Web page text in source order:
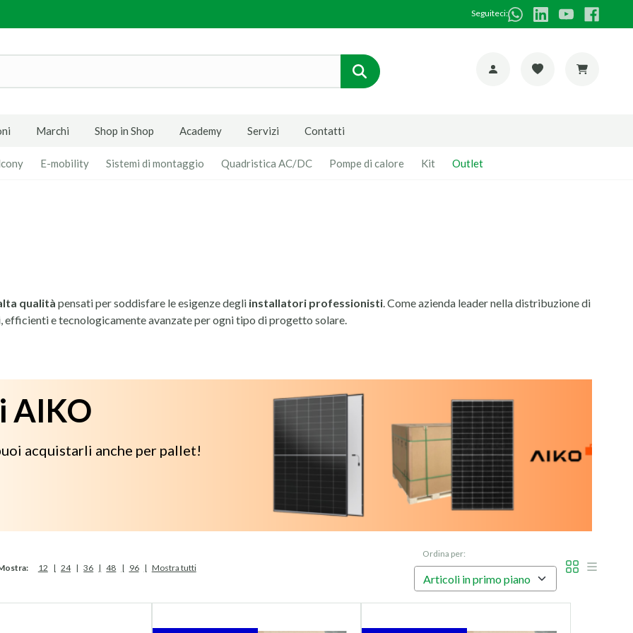
Seguiteci:
Marchi Shop in Shop Academy Servizi Contatti
E-mobility Sistemi di montaggio Quadristica AC/DC Pompe di calore Kit Outlet
qualità pensati per soddisfare le esigenze degli installatori professionisti . Come azienda leader nella distribuzione di
efficienti e tecnologicamente avanzate per ogni tipo di progetto solare.
fotovoltaici certificati, con garanzie che vanno da 10 a 25 anni, assicurando la longevità dell'impianto.
utilizzano le ultime innovazioni tecnologiche per offrire prestazioni superiori e massimizzare il ritorno dell'investimento per
impianti residenziali, commerciali e industriali, permettendo a ogni installatore di trovare il prodotto giusto per ogni tipo di
per impianti con spazio limitato.
di grande dimensione.
AIKO
acquistarli anche per pallet!
12 24 36 48 96 Mostra tutti
Ordina per: